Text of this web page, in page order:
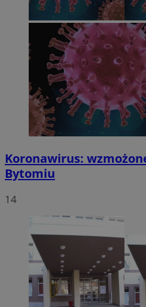
Koronawirus:
Bytomiu
14